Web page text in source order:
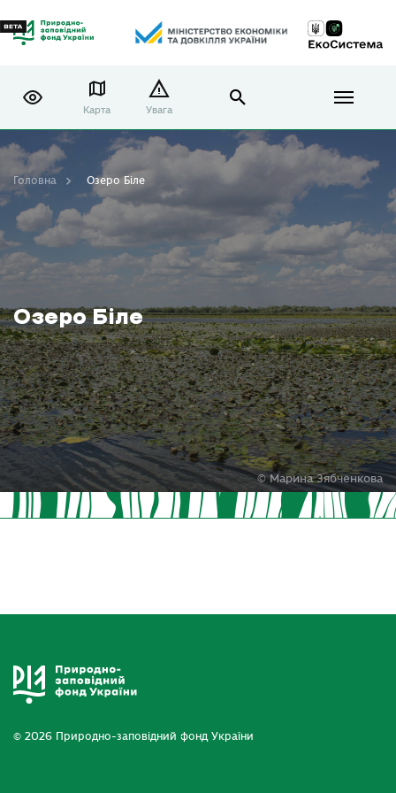
Карта Увага
Озеро Біле
Головна Озеро Біле
© Марина Зябченкова
© 2026 Природно-заповідний фонд України